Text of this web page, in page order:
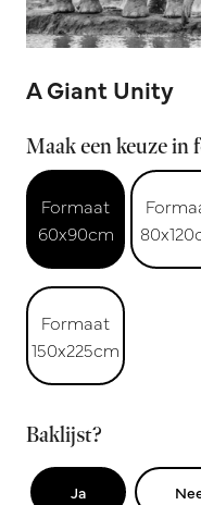
A Giant Unity
Maak een keuze in
Formaat
60x90cm
Formaat
150x225cm
Baklijst?
Ja